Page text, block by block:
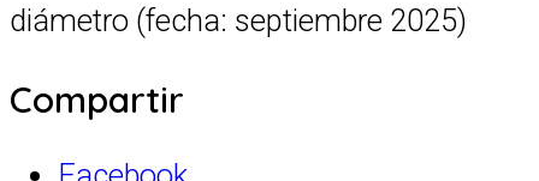
diámetro (fecha: septiembre 2025)
Compartir